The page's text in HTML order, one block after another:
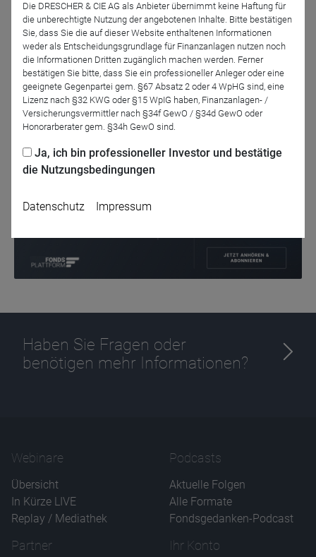
Immobilienfonds. Zeitrahmen ca. 15 Minuten + Fragen.
Jetzt für das Partner-Webinar anmelden
Zurück
Haben Sie Fragen oder
benötigen mehr Informationen?
Webinare
Übersicht
In Kürze LIVE
Replay / Mediathek
Podcasts
Aktuelle Folgen
Alle Formate
Fondsgedanken-Podcast
Partner Ihr Konto
Die DRESCHER & CIE AG als Anbieter übernimmt keine Haftung für
die unberechtigte Nutzung der angebotenen Inhalte. Bitte bestätigen
Sie, dass Sie die auf dieser Website enthaltenen Informationen
weder als Entscheidungsgrundlage für Finanzanlagen nutzen noch
die Informationen Dritten zugänglich machen werden. Ferner
bestätigen Sie bitte, dass Sie ein professioneller Anleger oder eine
geeignete Gegenpartei gem. §67 Absatz 2 oder 4 WpHG sind, eine
Lizenz nach §32 KWG oder §15 WpIG haben, Finanzanlagen- /
Versicherungsvermittler nach §34f GewO / §34d GewO oder
Honorarberater gem. §34h GewO sind.
Ja, ich bin professioneller Investor und bestätige
die Nutzungsbedingungen
Datenschutz Impressum
Name
CPref
Anbieter
D&C
Zweck